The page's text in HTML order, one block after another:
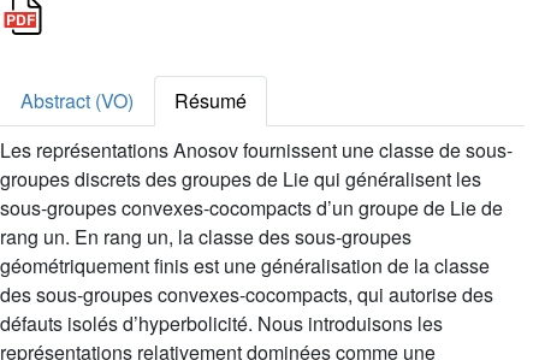
Abstract (VO)
Résumé
Les représentations Anosov fournissent une classe de sous-
groupes discrets des groupes de Lie qui généralisent les
sous-groupes convexes-cocompacts d’un groupe de Lie de
rang un. En rang un, la classe des sous-groupes
géométriquement finis est une généralisation de la classe
des sous-groupes convexes-cocompacts, qui autorise des
défauts isolés d’hyperbolicité. Nous introduisons les
représentations relativement dominées comme une